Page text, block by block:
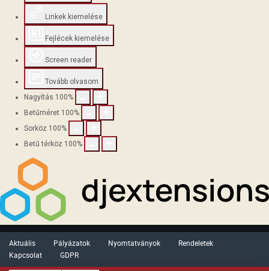
Linkek kiemelése
Fejlécek kiemelése
Screen reader
Tovább olvasom
Nagyítás 100%
Betűméret 100%
Sorköz 100%
Betű térköz 100%
Aktuális Pályázatok Nyomtatványok
Rendeletek
Kapcsolat
GDPR